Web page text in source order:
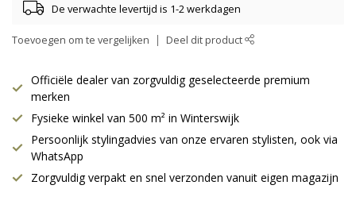
De verwachte levertijd is 1-2 werkdagen
Toevoegen om te vergelijken Deel dit product
Officiële dealer van zorgvuldig geselecteerde premium
merken
Fysieke winkel van 500 m² in Winterswijk
Persoonlijk stylingadvies van onze ervaren stylisten, ook via
WhatsApp
Zorgvuldig verpakt en snel verzonden vanuit eigen magazijn